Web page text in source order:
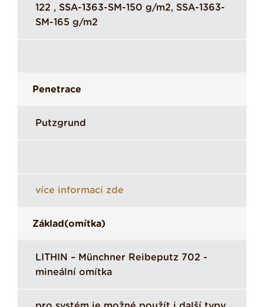
122 , SSA-1363-SM-150 g/m2, SSA-1363-
SM-165 g/m2
Penetrace
Putzgrund
více informací zde
Základ(omítka)
LITHIN – Münchner Reibeputz 702 -
mineální omítka